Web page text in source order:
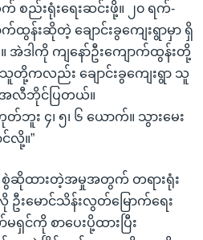
စည်းရုံးရေးဆင်းဖို့။ ၂၀ ရက်-
ထွန်းဆိုတဲ့ ချောင်းခွကျေးရွာမှာ ရှိ
ါကို ကျနော်ဦးကျောက်ထွန်းတို့
ကလည်း ချောင်းခွကျေးရွာ သူ
လီဘိုင်ပြတယ်။
၄၊ ၅၊ ၆ ယောက်။ သွားမေး
လို့။”
စွဲဆိုထားတဲ့အမှုအတွက် တရားရုံး
ဦးမောင်သိန်းလွတ်မြောက်ရေး
ကို စာပေးပို့ထားပြီး